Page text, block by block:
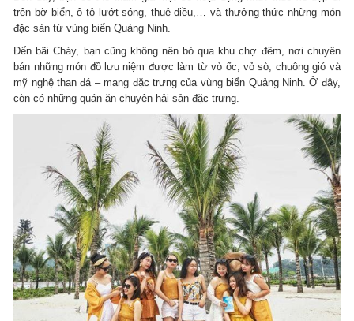
trên bờ biển, ô tô lướt sóng, thuê diều,… và thưởng thức những món
đặc sản từ vùng biển Quảng Ninh.
Đến bãi Cháy, bạn cũng không nên bỏ qua khu chợ đêm, nơi chuyên
bán những món đồ lưu niệm được làm từ vỏ ốc, vỏ sò, chuông gió và
mỹ nghệ than đá – mang đặc trưng của vùng biển Quảng Ninh. Ở đây,
còn có những quán ăn chuyên hải sản đặc trưng.